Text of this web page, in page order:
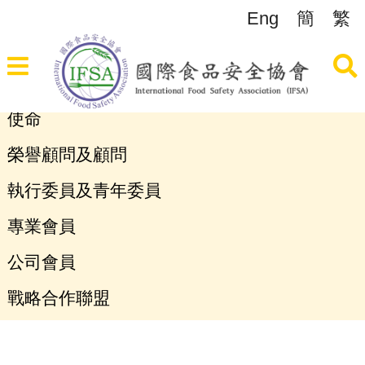
Eng 簡 繁
使命
榮譽顧問及顧問
執行委員及青年委員
專業會員
公司會員
戰略合作聯盟